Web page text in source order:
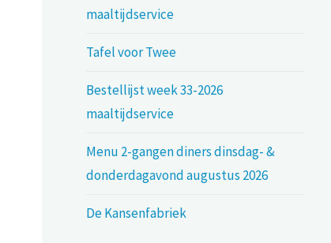
maaltijdservice
Tafel voor Twee
Bestellijst week 33-2026
maaltijdservice
Menu 2-gangen diners dinsdag- &
donderdagavond augustus 2026
De Kansenfabriek